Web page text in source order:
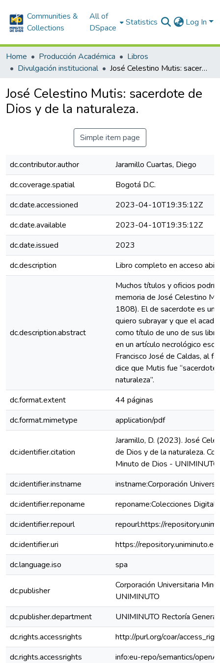
Communities &
Collections
All of
DSpace
Statistics Log In
Home Producción Académica
Libros
Divulgación institucional
José Celestino Mutis: sacerdote de Dios y de la naturaleza.
José Celestino Mutis: sacerdote de
Dios y de la naturaleza.
Simple item page
dc.contributor.author
Jaramillo Cuartas, Diego
dc.coverage.spatial
Bogotá D.C.
dc.date.accessioned
2023-04-10T19:35:12Z
dc.date.available
2023-04-10T19:35:12Z
dc.date.issued
2023
dc.description
Libro completo en acceso
dc.description.abstract
Muchos títulos y oficios
memoria de José Celestino
1808). El de sacerdote es
quiero subrayar y que el
como título de uno de sus
en un artículo necrológico
Francisco José de Caldas, al
dice que Mutis fue
naturaleza”.
dc.format.extent
44 páginas
dc.format.mimetype
application/pdf
dc.identifier.citation
Jaramillo, D. (2023). José
de Dios y de la naturaleza.
Minuto de Dios - UNIMINUTO.
dc.identifier.instname
instname:Corporación
dc.identifier.reponame
reponame:Colecciones
dc.identifier.repourl
repourl:https://
dc.identifier.uri
https://
dc.language.iso
spa
dc.publisher
Corporación Universitaria
UNIMINUTO
dc.publisher.department
UNIMINUTO Rectoría General
dc.rights.accessrights
http://purl.org/coar/
dc.rights.accessrights
info:eu-repo/semantics/